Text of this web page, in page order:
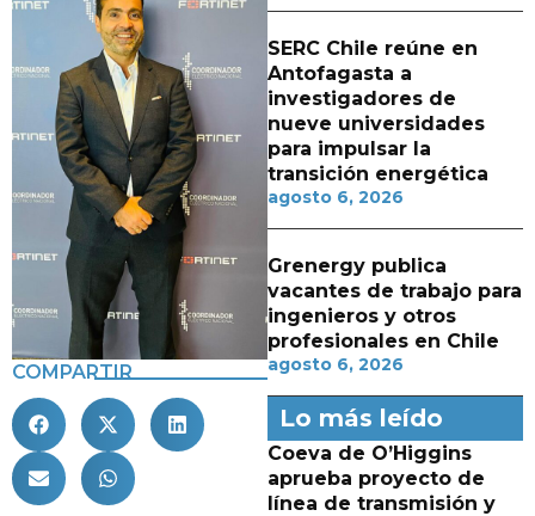
COMPARTIR
SERC Chile reúne en
Antofagasta a
investigadores de
nueve universidades
para impulsar la
transición energética
agosto 6, 2026
Grenergy publica
vacantes de trabajo para
ingenieros y otros
profesionales en Chile
agosto 6, 2026
Lo más leído
Coeva de O’Higgins
aprueba proyecto de
línea de transmisión y